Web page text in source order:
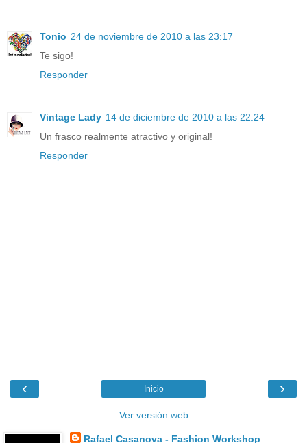
Tonio 24 de noviembre de 2010 a las 23:17
Te sigo!
Responder
Vintage Lady 14 de diciembre de 2010 a las 22:24
Un frasco realmente atractivo y original!
Responder
‹ ›
Inicio
Ver versión web
Rafael Casanova - Fashion Workshop